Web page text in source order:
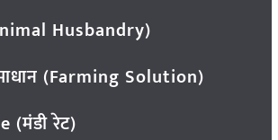
Husbandry)
(Farming Solution)
(मंडी रेट)